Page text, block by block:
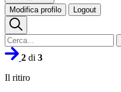
Modifica profilo Logout
2 di 3
Il ritiro